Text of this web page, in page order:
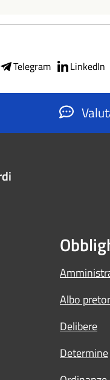
Telegram LinkedIn
Albo
Delibere
Determine